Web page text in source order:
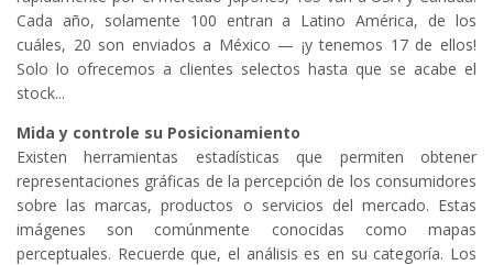
Cada año, solamente 100 entran a Latino América, de los
cuáles, 20 son enviados a México — ¡y tenemos 17 de ellos!
Solo lo ofrecemos a clientes selectos hasta que se acabe el
stock...
Mida y controle su Posicionamiento
Existen herramientas estadísticas que permiten obtener
representaciones gráficas de la percepción de los consumidores
sobre las marcas, productos o servicios del mercado. Estas
imágenes son comúnmente conocidas como mapas
perceptuales. Recuerde que, el análisis es en su categoría. Los